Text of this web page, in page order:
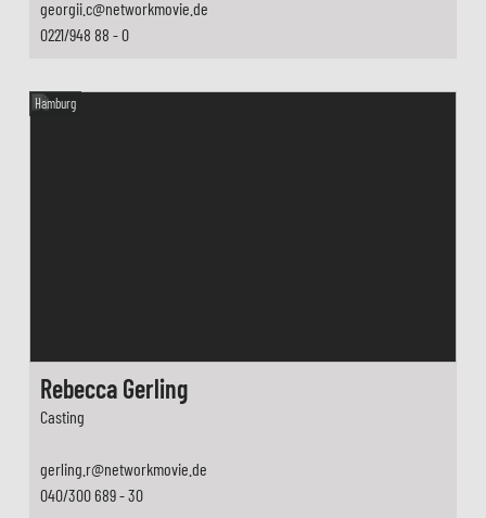
georgii.c@networkmovie.de
0221/948 88 - 0
Hamburg
Rebecca Gerling
Casting
gerling.r@networkmovie.de
040/300 689 - 30